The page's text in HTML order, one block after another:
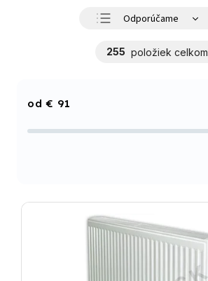
Odporúčame
255 položiek celkom
€ 91